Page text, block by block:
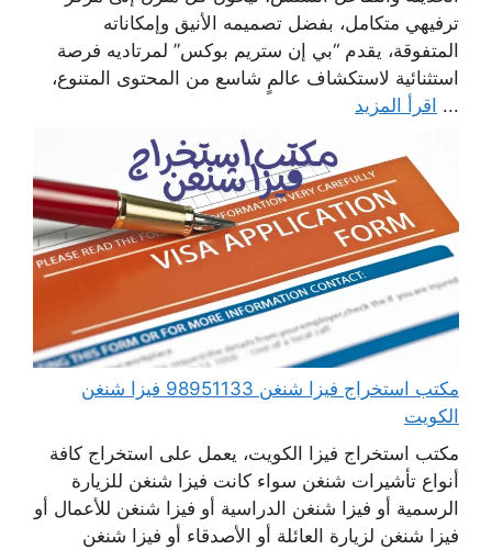
ترفيهي متكامل، بفضل تصميمه الأنيق وإمكاناته
المتفوقة، يقدم “بي إن ستريم بوكس” لمرتاديه فرصة
استثنائية لاستكشاف عالمٍ شاسع من المحتوى المتنوع،
... اقرأ المزيد
مكتب استخراج فيزا شنغن 98951133 فيزا شنغن
الكويت
مكتب استخراج فيزا الكويت، يعمل على استخراج كافة
أنواع تأشيرات شنغن سواء كانت فيزا شنغن للزيارة
الرسمية أو فيزا شنغن الدراسية أو فيزا شنغن للأعمال أو
فيزا شنغن لزيارة العائلة أو الأصدقاء أو فيزا شنغن